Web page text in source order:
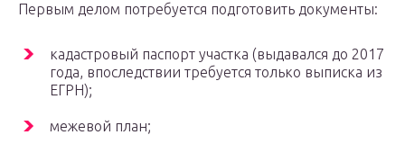
Первым делом потребуется подготовить документы:
кадастровый паспорт участка (выдавался до 2017
года, впоследствии требуется только выписка из
ЕГРН);
межевой план;